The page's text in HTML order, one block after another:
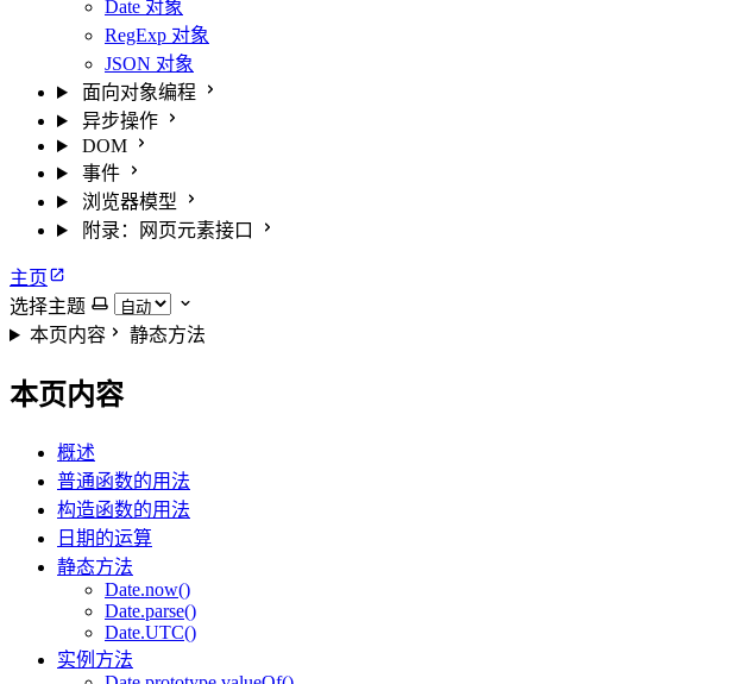
Date 对象
RegExp 对象
JSON 对象
面向对象编程
异步操作
DOM
事件
浏览器模型
附录：网页元素接口
主页
选择主题
本页内容
静态方法
本页内容
概述
普通函数的用法
构造函数的用法
日期的运算
静态方法
Date.now()
Date.parse()
Date.UTC()
实例方法